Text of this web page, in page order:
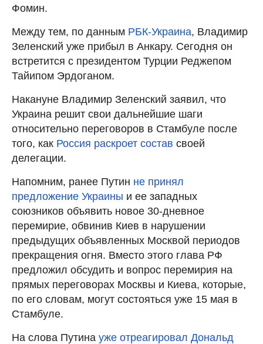
Фомин.
Между тем, по данным РБК-Украина, Владимир
Зеленский уже прибыл в Анкару. Сегодня он
встретится с президентом Турции Реджепом
Тайипом Эрдоганом.
Накануне Владимир Зеленский заявил, что
Украина решит свои дальнейшие шаги
относительно переговоров в Стамбуле после
того, как Россия раскроет состав своей
делегации.
Напомним, ранее Путин не принял
предложение Украины и ее западных
союзников объявить новое 30-дневное
перемирие, обвинив Киев в нарушении
предыдущих объявленных Москвой периодов
прекращения огня. Вместо этого глава РФ
предложил обсудить и вопрос перемирия на
прямых переговорах Москвы и Киева, которые,
по его словам, могут состояться уже 15 мая в
Стамбуле.
На слова Путина уже отреагировал Дональд